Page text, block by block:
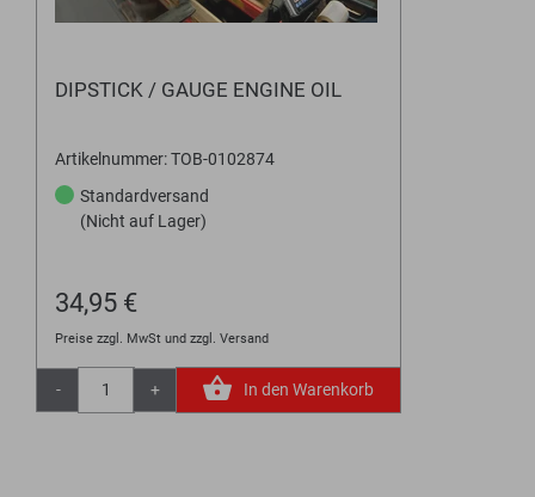
DIPSTICK / GAUGE ENGINE OIL
Artikelnummer: TOB-0102874
Standardversand
(Nicht auf Lager)
34,95 €
Preise zzgl. MwSt und zzgl. Versand
- + In den Warenkorb